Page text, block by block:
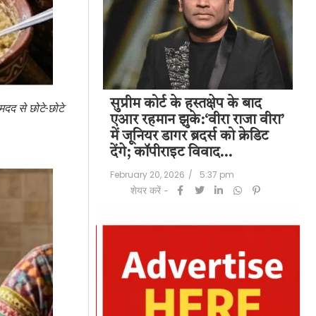
से छोटे-छोटे
राज कुंद्रा को
6:23 pm
सुप्रीम कोर्ट के हस्तक्षेप के बाद
एआर रहमान झुके:‘वीरा राजा वीरा’
में जूनियर डागर ब्रदर्स को क्रेडिट
देंगे; कॉपीराइट विवाद…
February 20, 2026 /
5:37 pm
शेयर करें -